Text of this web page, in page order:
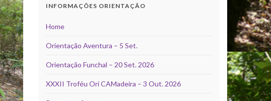
INFORMAÇÕES ORIENTAÇÃO
Home
Orientação Aventura – 5 Set.
Orientação Funchal – 20 Set. 2026
XXXII Troféu Ori CAMadeira – 3 Out. 2026